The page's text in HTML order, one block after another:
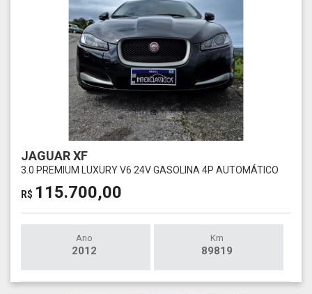
JAGUAR XF
3.0 PREMIUM LUXURY V6 24V GASOLINA 4P AUTOMÁTICO
R$ 115.700,00
Ano
2012
Km
89819